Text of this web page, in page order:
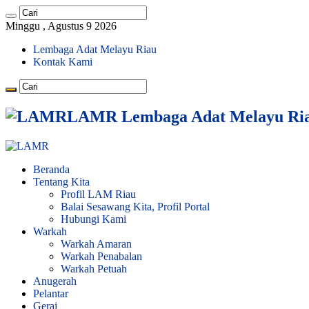
Minggu , Agustus 9 2026
Lembaga Adat Melayu Riau
Kontak Kami
LAMR Lembaga Adat Melayu
Beranda
Tentang Kita
Profil LAM Riau
Balai Sesawang Kita, Profil Portal
Hubungi Kami
Warkah
Warkah Amaran
Warkah Penabalan
Warkah Petuah
Anugerah
Pelantar
Gerai